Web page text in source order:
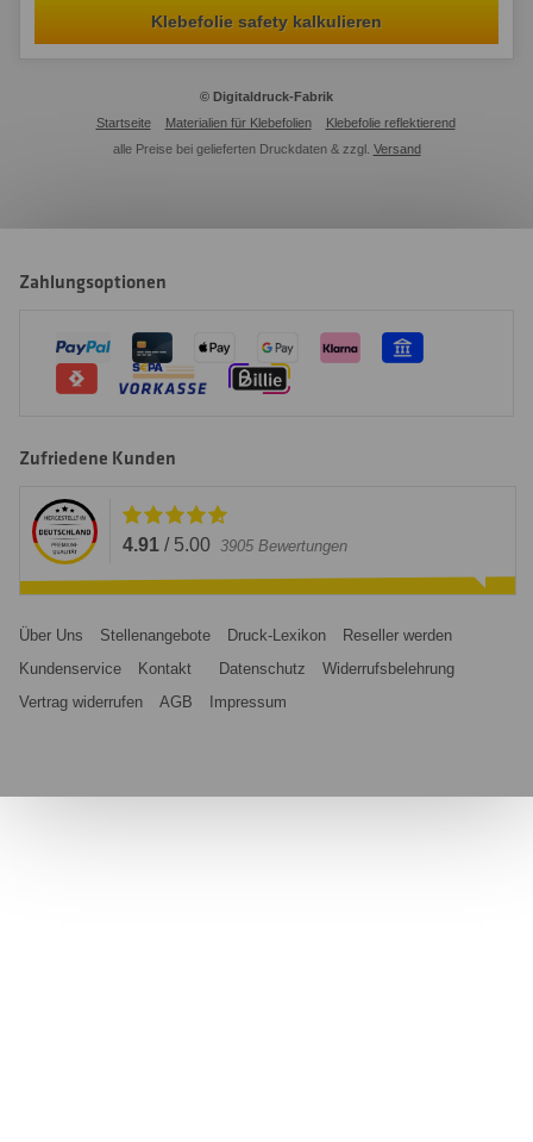
Klebefolie safety kalkulieren
© Digitaldruck-Fabrik
Startseite
Materialien für Klebefolien
Klebefolie reflektierend
alle Preise bei gelieferten Druckdaten & zzgl. Versand
Zahlungsoptionen
Zufriedene Kunden
4.91 / 5.00 3905 Bewertungen
Über Uns Stellenangebote Druck-Lexikon
Reseller werden
Kundenservice
Kontakt Datenschutz
Widerrufsbelehrung
Vertrag widerrufen
AGB Impressum